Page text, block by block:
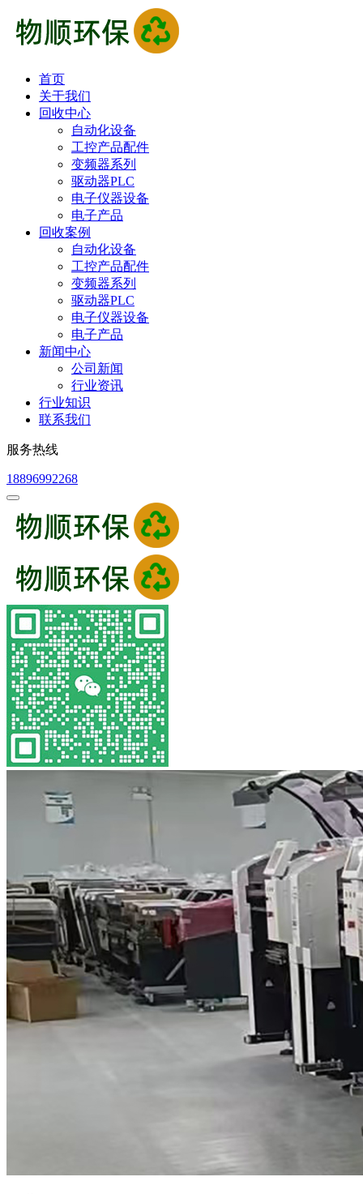
首页
关于我们
回收中心
自动化设备
工控产品配件
变频器系列
驱动器PLC
电子仪器设备
电子产品
回收案例
自动化设备
工控产品配件
变频器系列
驱动器PLC
电子仪器设备
电子产品
新闻中心
公司新闻
行业资讯
行业知识
联系我们
服务热线
18896992268